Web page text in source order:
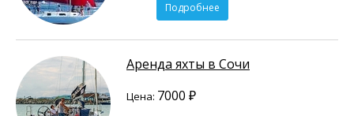
Подробнее
Аренда яхты в Сочи
Цена: 7000 ₽